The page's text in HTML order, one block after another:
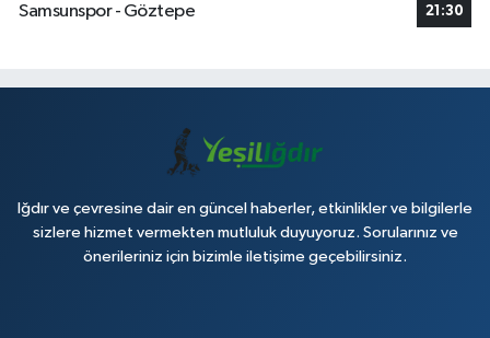
Samsunspor - Göztepe
21:30
Iğdır ve çevresine dair en güncel haberler, etkinlikler ve bilgilerle
sizlere hizmet vermekten mutluluk duyuyoruz. Sorularınız ve
önerileriniz için bizimle iletişime geçebilirsiniz.